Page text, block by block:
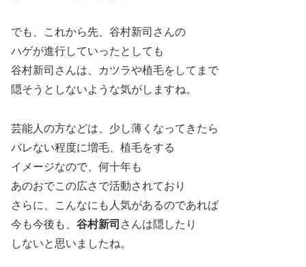
でも、これから先、谷村新司さんの
ハゲが進行していったとしても
谷村新司さんは、カツラや植毛をしてまで
隠そうとしないような気がしますね。
芸能人の方などは、少し薄くなってきたら
バレない程度に増毛、植毛をする
イメージなので、何十年も
あのおでこの広さで活動されており
さらに、こんなにも人気があるのであれば
今も今後も、 谷村新司 さんは隠したり
しないと思いましたね。